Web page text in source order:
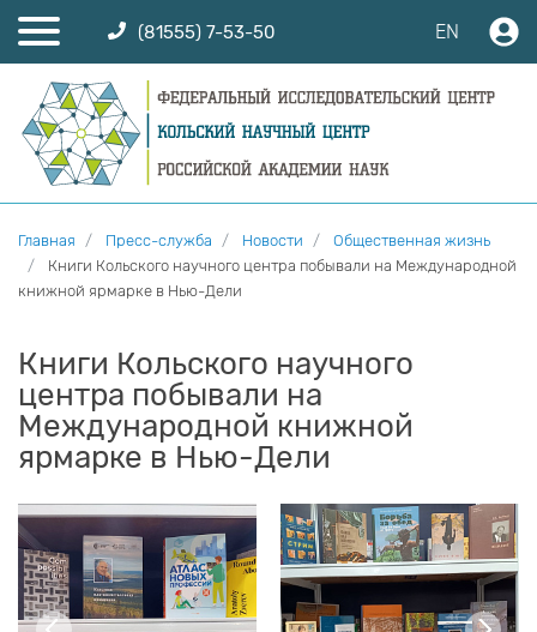
(81555) 7-53-50 EN
Главная Пресс-служба Новости
Общественная жизнь
Книги Кольского научного центра побывали на Международной
книжной ярмарке в Нью-Дели
Книги Кольского научного
центра побывали на
Международной книжной
ярмарке в Нью-Дели